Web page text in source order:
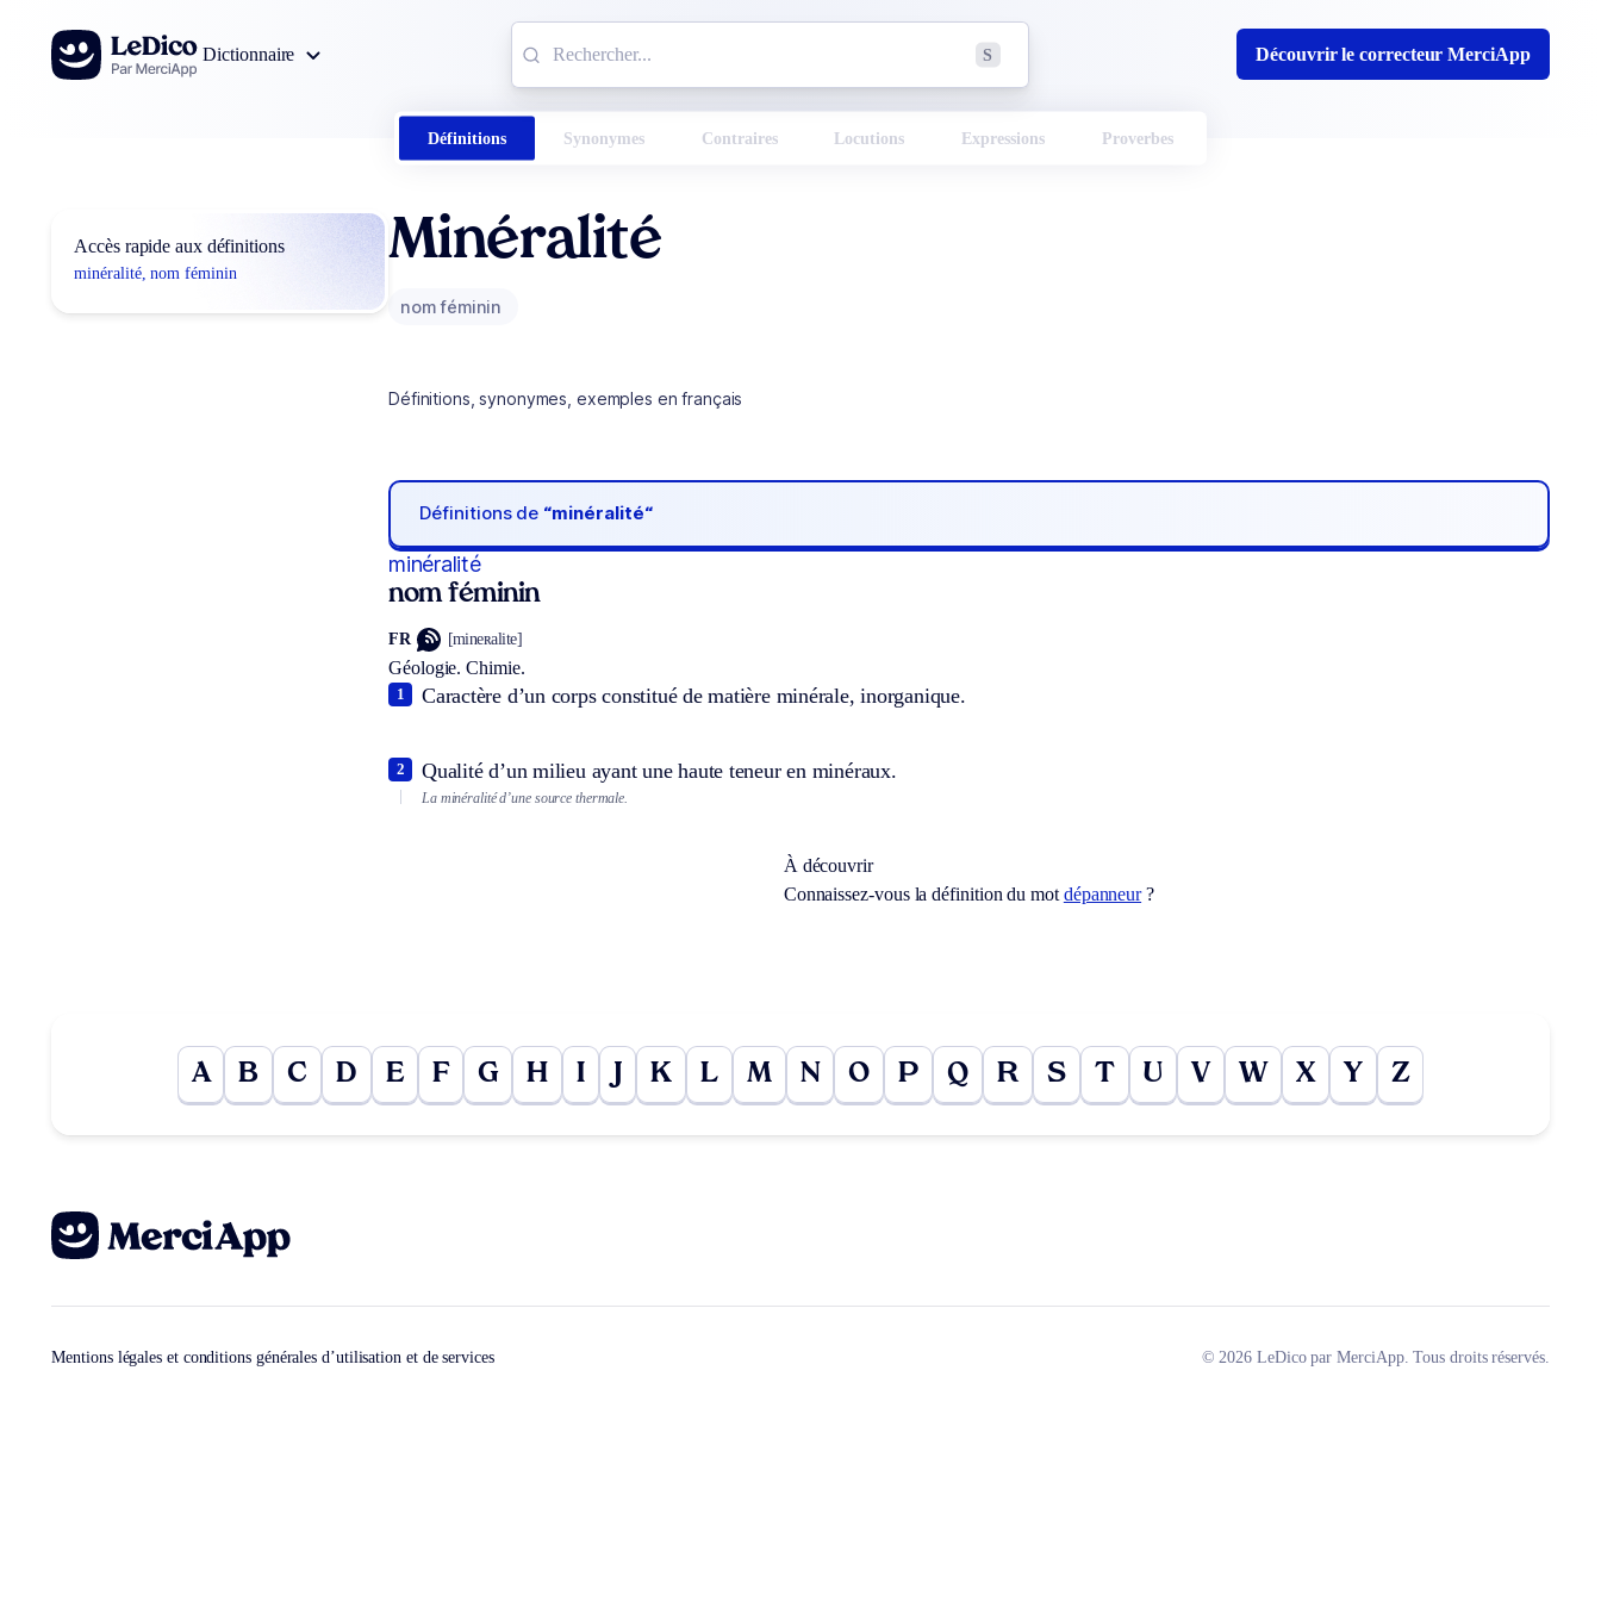
Aller au contenu
Dictionnaire
S Découvrir le correcteur MerciApp
Définitions Synonymes Contraires Locutions Expressions Proverbes
Accès rapide aux définitions
minéralité, nom féminin
Minéralité
nom féminin
Définitions, synonymes, exemples en français
Définitions de “minéralité“
minéralité
nom féminin
FR [mineʀalite]
Géologie. Chimie.
Caractère d’un corps constitué de matière minérale, inorganique.
1
Qualité d’un milieu ayant une haute teneur en minéraux.
2
La minéralité d’une source thermale.
À découvrir
Connaissez-vous la définition du mot dépanneur?
A B C D E F G H I J K L M N O P Q R S T U V W X Y Z
Mentions légales et conditions générales d’utilisation et de services © 2026 LeDico par MerciApp. Tous droits réservés.